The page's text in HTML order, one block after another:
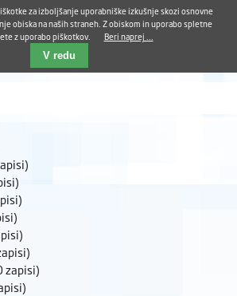
ZUDV
Iskalnik
zapisi)
za izboljšanje uporabniške izkušnje skozi osnovne
obiska na naših straneh. Z obiskom in uporabo spletne
z uporabo piškotkov.
Beri naprej ...
V redu